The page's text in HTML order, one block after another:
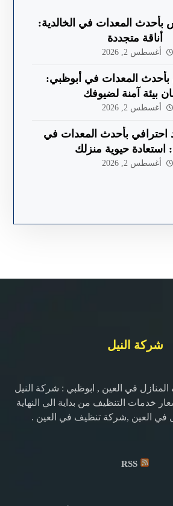
المعدات في الخالدية:
أناقة متجددة
أغسطس 2, 2026
بأحدث المعدات في أبوظبي:
بيئة آمنة لضيوفك
أغسطس 2, 2026
بأحدث المعدات في
استعادة حيوية منزلك
أغسطس 2, 2026
شركة النيل
في العين , ابوظبي : شركة النيل
اسعار خدمات التنظيف من بداية الي النهاية
في العين ,شركة تنظيف في العين .
RSS